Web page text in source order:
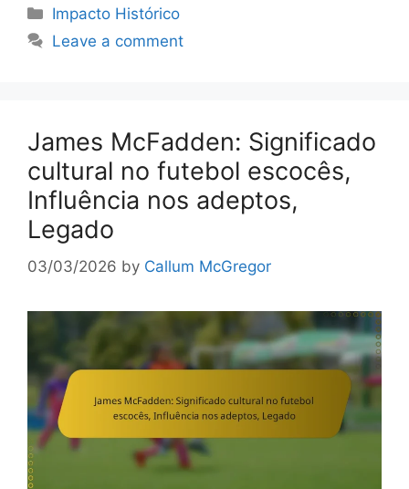
Categories
Impacto Histórico
Leave a comment
James McFadden: Significado
cultural no futebol escocês,
Influência nos adeptos,
Legado
03/03/2026 by Callum McGregor